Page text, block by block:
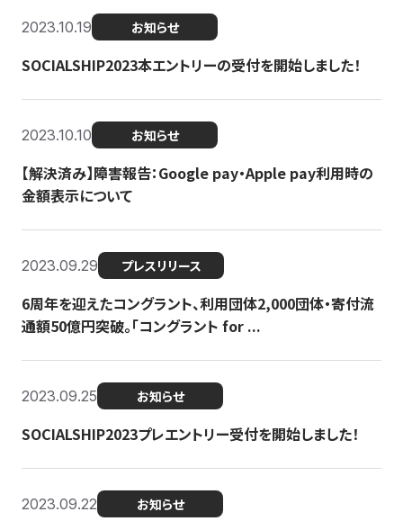
2023.10.19 お知らせ
SOCIALSHIP2023本エントリーの受付を開始しました！
2023.10.10 お知らせ
【解決済み】障害報告：Google pay・Apple pay利用時の
金額表示について
2023.09.29 プレスリリース
6周年を迎えたコングラント、利用団体2,000団体・寄付流
通額50億円突破。「コングラント for ...
2023.09.25 お知らせ
SOCIALSHIP2023プレエントリー受付を開始しました！
2023.09.22 お知らせ